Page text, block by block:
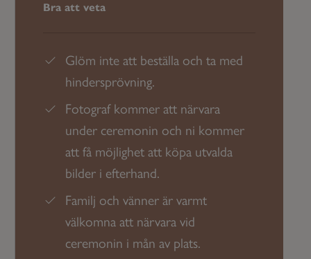
Bra att veta
Glöm inte att beställa och ta med
hindersprövning.
Fotograf kommer att närvara
under ceremonin och ni kommer
att få möjlighet att köpa utvalda
bilder i efterhand.
Familj och vänner är varmt
välkomna att närvara vid
ceremonin i mån av plats.